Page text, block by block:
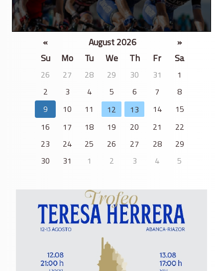
« August 2026
»
Su
Mo Tu We Th Fr Sa
26 27 28 29 30 31
1
2
3 4 5 6 7
8
9
10 11 12 13 14
15
16
17 18 19 20 21
22
23
24 25 26 27 28
29
30
31 1 2 3 4 5